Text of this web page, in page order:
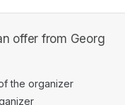
offer from Georg
tab)
the organizer